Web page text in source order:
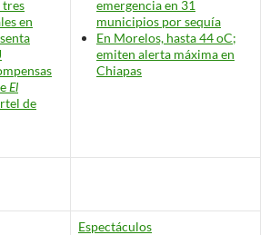
tres
en
El
de
emergencia en 31
municipios por sequía
En Morelos, hasta 44 oC;
emiten alerta máxima en
Chiapas
Espectáculos